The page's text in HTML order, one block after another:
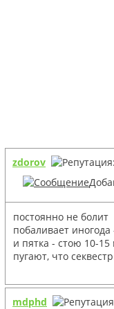
zdorov
постоянно не болит
побаливает
и пятка - стою 10-
пугают, что
mdphd